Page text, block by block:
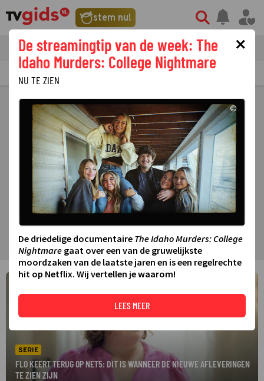
stem nu!
tvgids streaming nieuws
PRIMETIME GEMIST
SERIE
FLO KEERT TERUG OP NET5: DIT IS WANNEER DE NIEUWE AFLEVERINGEN
TE ZIEN ZIJN
×
De streamingtip van de week: The
Idaho Murders: College Nightmare
NU TE ZIEN
©
De driedelige documentaire The Idaho Murders: College
Nightmare gaat over een van de gruwelijkste
moordzaken van de laatste jaren en is een regelrechte
hit op Netflix. Wij vertellen je waarom!
LEES MEER